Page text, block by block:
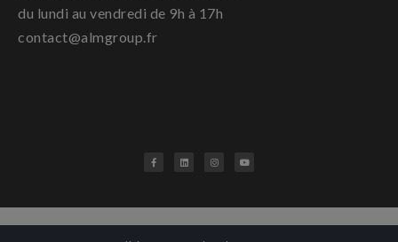
du lundi au vendredi de 9h à 17h
contact@almgroup.fr